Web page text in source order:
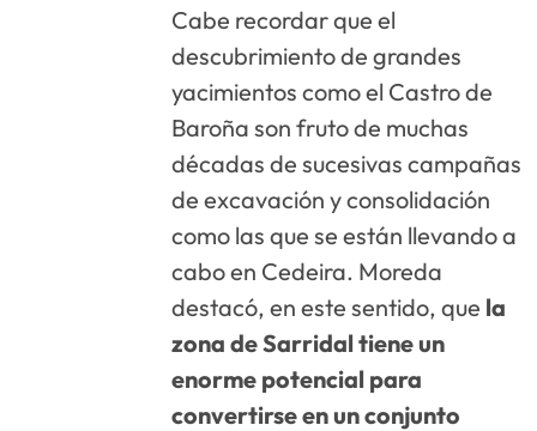
Cabe recordar que el
descubrimiento de grandes
yacimientos como el Castro de
Baroña son fruto de muchas
décadas de sucesivas campañas
de excavación y consolidación
como las que se están llevando a
cabo en Cedeira. Moreda
destacó, en este sentido, que la
zona de Sarridal tiene un
enorme potencial para
convertirse en un conjunto